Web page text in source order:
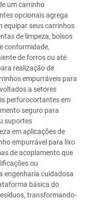
um carrinho
opcionais agrega
equipar seus carrinhos
de limpeza, bolsos
conformidade,
de forros ou até
realização de
empurráveis para
a setores
perfurocortantes em
seguro para
suportes
em aplicações de
empurrável para lixo
de acoplamento que
ou
engenharia cuidadosa
básica do
transformando-